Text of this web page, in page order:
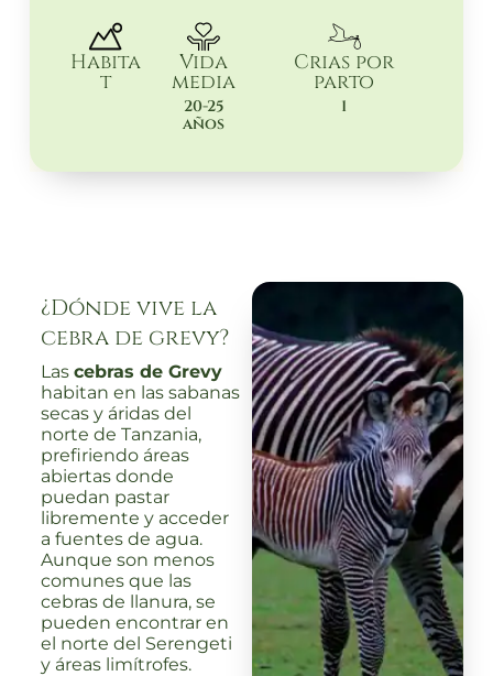
Habita
t
Vida
media
20-25
años
Crias por
parto
1
¿Dónde vive la
cebra de grevy?
Las cebras de Grevy
habitan en las sabanas
secas y áridas del
norte de Tanzania,
prefiriendo áreas
abiertas donde
puedan pastar
libremente y acceder
a fuentes de agua.
Aunque son menos
comunes que las
cebras de llanura, se
pueden encontrar en
el norte del Serengeti
y áreas limítrofes.